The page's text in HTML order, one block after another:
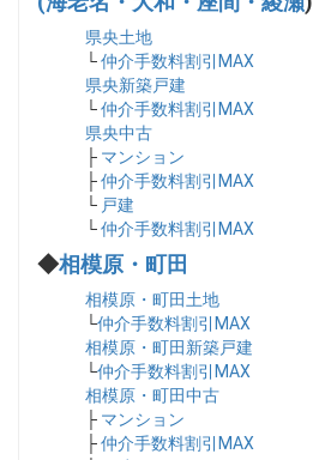
県央土地
└仲介手数料割引MAX
県央新築戸建
└仲介手数料割引MAX
県央中古
├ マンション
├仲介手数料割引MAX
└ 戸建
└仲介手数料割引MAX
◆相模原・町田
相模原・町田土地
└仲介手数料割引MAX
相模原・町田新築戸建
└仲介手数料割引MAX
相模原・町田中古
├ マンション
├仲介手数料割引MAX